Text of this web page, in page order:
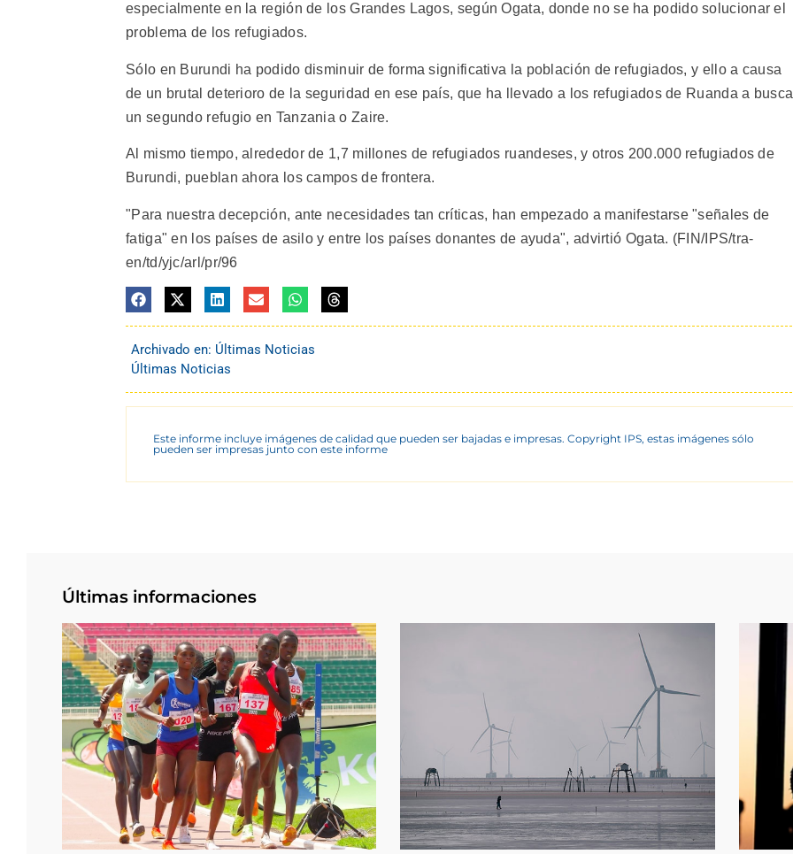
especialmente en la región de los Grandes Lagos, según Ogata, donde no se ha podido solucionar el
problema de los refugiados.
Sólo en Burundi ha podido disminuir de forma significativa la población de refugiados, y ello a causa
de un brutal deterioro de la seguridad en ese país, que ha llevado a los refugiados de Ruanda a
un segundo refugio en Tanzania o Zaire.
Al mismo tiempo, alrededor de 1,7 millones de refugiados ruandeses, y otros 200.000 refugiados de
Burundi, pueblan ahora los campos de frontera.
"Para nuestra decepción, ante necesidades tan críticas, han empezado a manifestarse "señales de
fatiga" en los países de asilo y entre los países donantes de ayuda", advirtió Ogata. (FIN/IPS/tra-
en/td/yjc/arl/pr/96
Archivado en: Últimas Noticias
Últimas Noticias
Este informe incluye imágenes de calidad que pueden ser bajadas e impresas. Copyright IPS, estas imágenes sólo
pueden ser impresas junto con este informe
Últimas informaciones